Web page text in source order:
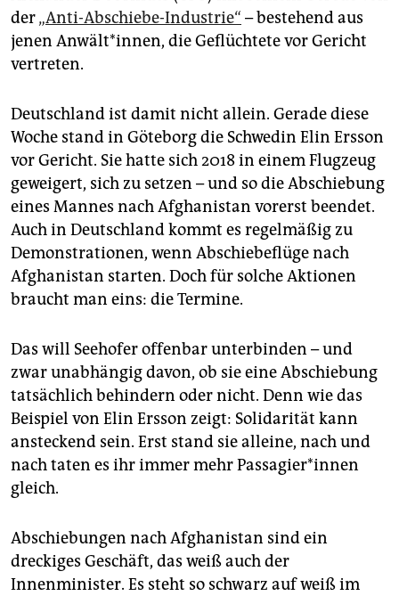
der„Anti-Abschiebe-Industrie“ – bestehend aus
jenen Anwält*innen, die Geflüchtete vor Gericht
vertreten.
Deutschland ist damit nicht allein. Gerade diese
Woche stand in Göteborg die Schwedin Elin Ersson
vor Gericht. Sie hatte sich 2018 in einem Flugzeug
geweigert, sich zu setzen – und so die Abschiebung
eines Mannes nach Afghanistan vorerst beendet.
Auch in Deutschland kommt es regelmäßig zu
Demonstrationen, wenn Abschiebeflüge nach
Afghanistan starten. Doch für solche Aktionen
braucht man eins: die Termine.
Das will Seehofer offenbar unterbinden – und
zwar unabhängig davon, ob sie eine Abschiebung
tatsächlich behindern oder nicht. Denn wie das
Beispiel von Elin Ersson zeigt: Solidarität kann
ansteckend sein. Erst stand sie alleine, nach und
nach taten es ihr immer mehr Passagier*innen
gleich.
Abschiebungen nach Afghanistan sind ein
dreckiges Geschäft, das weiß auch der
Innenminister. Es steht so schwarz auf weiß im